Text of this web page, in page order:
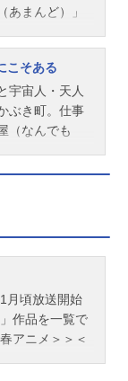
直撃。慌てて
ル2024年11月
助神楽：釘宮
つきたま：南
定春：高橋美
和スタッフ原
ジャンプコミ
式サイトアニ
動乱篇」のグ
報【PR】※本
ビスのプロモ
ます。※詳細
信サービス公
応で、会員限
作：BNPicture
アニメ映画
／集英社・テ
・アニプレッ
ー2Dかぶき町
アニメ『銀
「銀魂オンシ
スのプロモー
サービス公式
い。DMMTV月
アニメから懐
の「DMMT
応で、会員限
だくさん。動
あまんど）」
かつて攘夷志
で戦い「白夜
銀時も、今は
え、かぶき町
ろずや）銀ち
でいるという
、銀時は再び
し、己の魂と
めに――。作品
態実写映画シ
ル2017年7月1
こそある
宙人・天人
ぶき町。仕事
（なんでも
ち首覚悟で接
が企てられ、
取られ真選組
猿の仲の銀時
める土方だ
縁の相手・高
月頃放送開始
作品を一覧で
アニメ＞＞＜